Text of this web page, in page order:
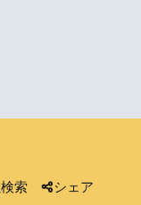
検索 シェア